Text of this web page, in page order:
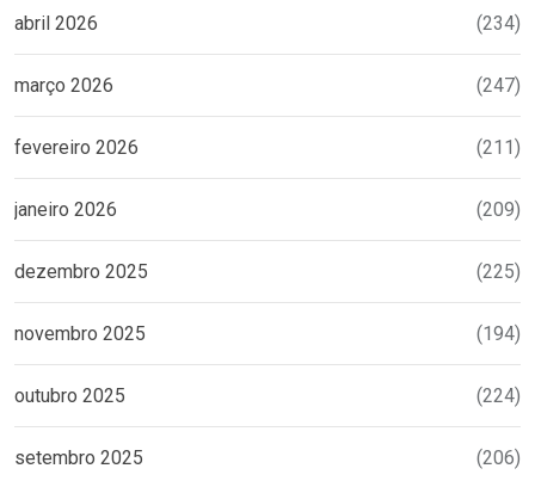
abril 2026 (234)
março 2026 (247)
fevereiro 2026 (211)
janeiro 2026 (209)
dezembro 2025 (225)
novembro 2025 (194)
outubro 2025 (224)
setembro 2025 (206)